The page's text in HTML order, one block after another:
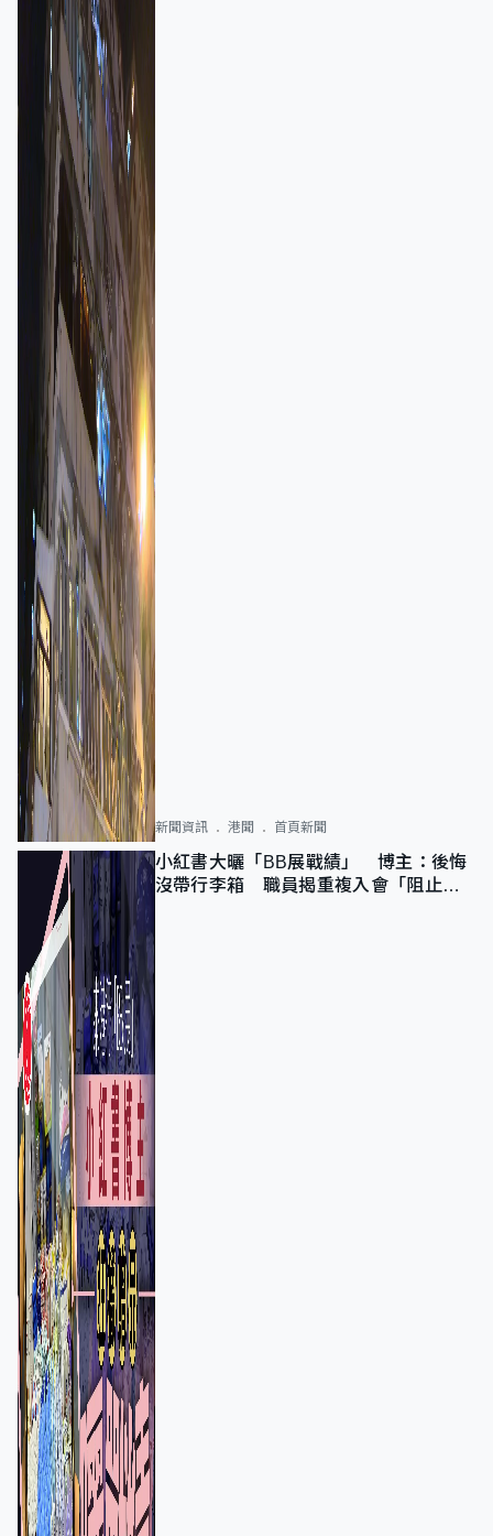
新聞資訊 港聞 首頁新聞
小紅書大曬「BB展戰績」 博主：後悔
沒帶行李箱 職員揭重複入會「阻止唔